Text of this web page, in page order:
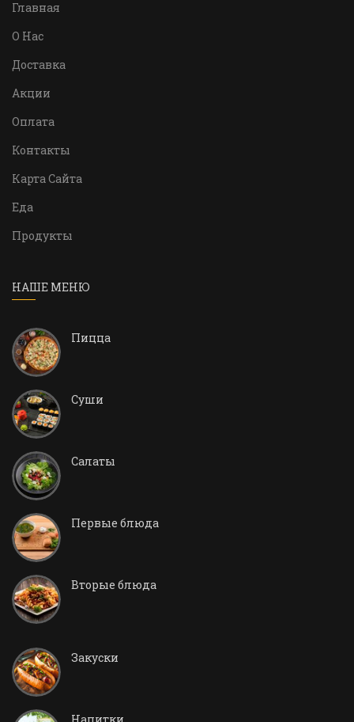
Главная
О Нас
Доставка
Акции
Оплата
Контакты
Карта Сайта
Еда
Продукты
НАШЕ МЕНЮ
Пицца
Суши
Салаты
Первые блюда
Вторые блюда
Закуски